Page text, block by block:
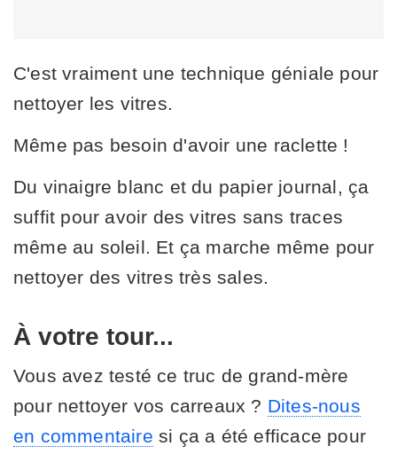
C'est vraiment une technique géniale pour
nettoyer les vitres.
Même pas besoin d'avoir une raclette !
Du vinaigre blanc et du papier journal, ça
suffit pour avoir des vitres sans traces
même au soleil. Et ça marche même pour
nettoyer des vitres très sales.
À votre tour...
Vous avez testé ce truc de grand-mère
pour nettoyer vos carreaux ? Dites-nous
en commentaire si ça a été efficace pour